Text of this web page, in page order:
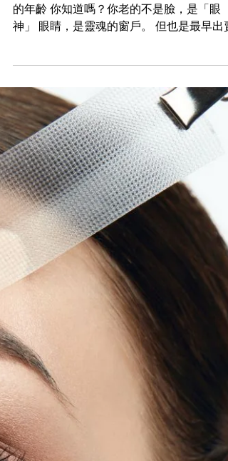
當科技能量與膠原密語交織，眼神不再洩漏
的年齡 你知道嗎？你老的不是臉，是「眼
年齡的地方。 黑眼圈像是熬夜的印記 眼袋像
是歲月堆積的泡泡 細紋如同時光留下的刻痕
眼神黯淡，整張臉都顯老、顯累、顯憔悴